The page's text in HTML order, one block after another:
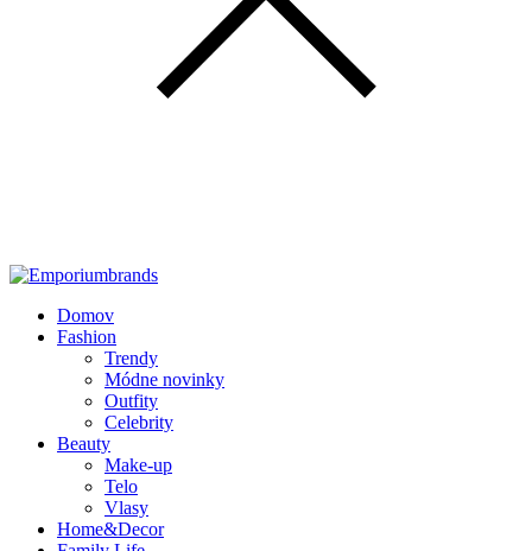
Domov
Fashion
Trendy
Módne novinky
Outfity
Celebrity
Beauty
Make-up
Telo
Vlasy
Home&Decor